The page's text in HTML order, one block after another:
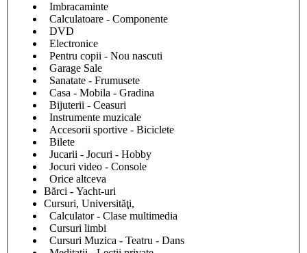
Imbracaminte
Calculatoare - Componente
DVD
Electronice
Pentru copii - Nou nascuti
Garage Sale
Sanatate - Frumusete
Casa - Mobila - Gradina
Bijuterii - Ceasuri
Instrumente muzicale
Accesorii sportive - Biciclete
Bilete
Jucarii - Jocuri - Hobby
Jocuri video - Console
Orice altceva
Bărci - Yacht-uri
Cursuri, Universităţi,
Calculator - Clase multimedia
Cursuri limbi
Cursuri Muzica - Teatru - Dans